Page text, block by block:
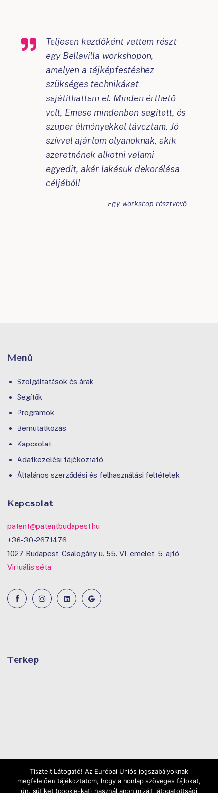
Teljesen kezdőként vettem részt
egy Bellavilla workshopon,
amelyen a tájképfestéshez
szükséges technikákat
sajátíthattam el. Minden érthető
volt, Emese mindenben segített, és
szuper élményekkel távoztam. Jó
szívvel ajánlom olyanoknak, akik
szeretnének alkotni valami
egyedit, akár lakásuk dekorálása
céljából!
Egy workshop résztvevő
Menü
Szolgáltatások és árak
Segítők
Programok
Bemutatkozás
Kapcsolat
Adatkezelési tájékoztató
Általános szerződési és felhasználási feltételek
Kapcsolat
patent@patentbudapest.hu
+36-30-2671476
1027 Budapest, Csalogány u. 55. VI. emelet, 5. ajtó
Virtuális séta
Térkép
Tisztelt Látogató! Az Európai Uniós jogszabályoknak
megfelelően tájékoztatom, hogy a honlap szöveges fájlokat,
ún. sütiket (cookie-kat) használ anonimizált látogatottsági